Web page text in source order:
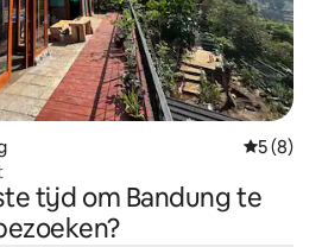
5 (8)
tijd om Bandung te